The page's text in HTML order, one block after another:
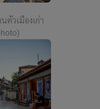
ตัวเมืองเก่า